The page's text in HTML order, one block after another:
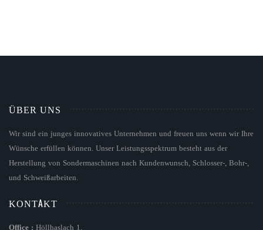
ÜBER UNS
Wir sind ein junges innovatives Unternehmen und freuen uns wenn wir Ihre
Wünsche erfüllen können. Unser Leistungsspektrum besteht aus der
Herstellung von Sondermaschinen nach Kundenwunsch, Schlosser-, Bohr-,
und Schweißarbeiten.
KONTAKT
Office : Höllhaslach 1,